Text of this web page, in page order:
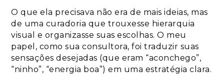
O que ela precisava não era de mais ideias, mas
de uma curadoria que trouxesse hierarquia
visual e organizasse suas escolhas. O meu
papel, como sua consultora, foi traduzir suas
sensações desejadas (que eram “aconchego”,
“ninho”, “energia boa”) em uma estratégia clara.